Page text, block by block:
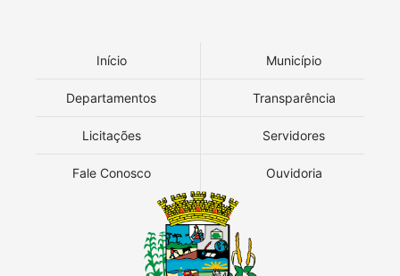
Início Município
Departamentos Transparência
Licitações Servidores
Fale Conosco Ouvidoria